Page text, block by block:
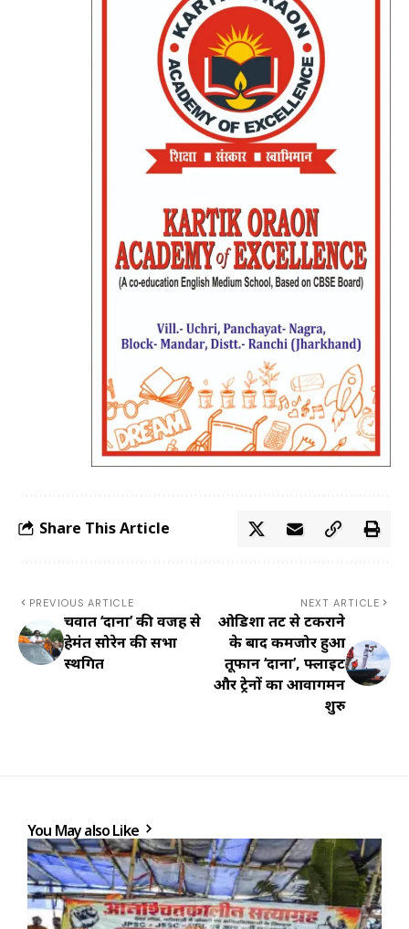
Share This Article
PREVIOUS ARTICLE
चक्रवात ‘दाना’ की वजह से
हेमंत सोरेन की सभा
स्थगित
NEXT ARTICLE
ओडिशा तट से टकराने
के बाद कमजोर हुआ
तूफान ‘दाना’, फ्लाइट
और ट्रेनों का आवागमन
शुरु
You May also Like